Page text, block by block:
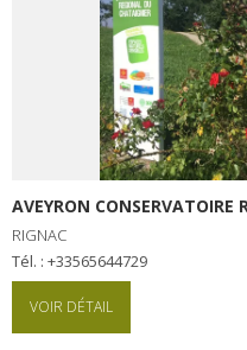
AVEYRON CONSERVATOIRE
RIGNAC
Tél. : +33565644729
VOIR DÉTAIL